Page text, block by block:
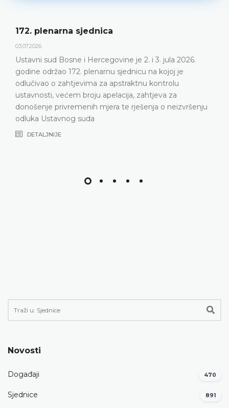
Dnevni red 172. plenarne sjednice
23.06.2026.
Ustavni sud Bosne i Hercegovine održat će 172.
plenarnu sjednicu 2. i 3. jula 2026. godine
DETALJNIJE
Novosti
Događaji 470
Sjednice 891